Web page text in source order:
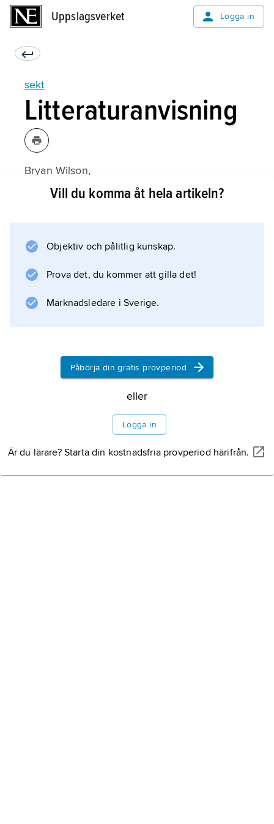
Uppslagsverket Logga in
sekt
Litteraturanvisning
Bryan Wilson,
Religiösa sekter
Vill du komma åt hela artikeln?
Objektiv och pålitlig kunskap.
Prova det, du kommer att gilla det!
Marknadsledare i Sverige.
Påbörja din gratis provperiod
eller
Logga in
Är du lärare? Starta din kostnadsfria provperiod härifrån.